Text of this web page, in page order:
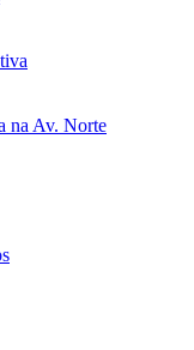
na Av. Norte